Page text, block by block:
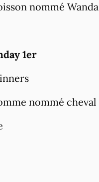
nommé Wanda
1er
nommé cheval